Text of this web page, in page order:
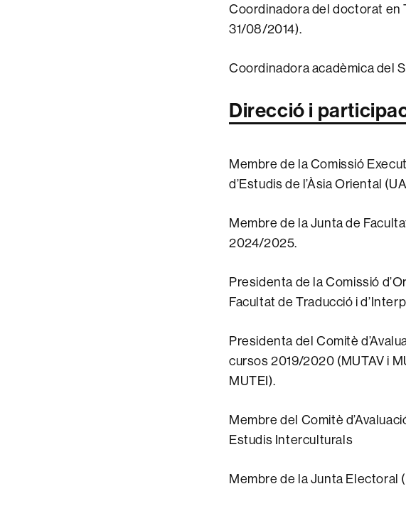
Coordinadora del doctorat en
31/08/2014).
Coordinadora acadèmica del
Direcció i
Membre de la Comissió
d’Estudis de l’Àsia Oriental
Membre de la Junta de
2024/2025.
Presidenta de la Comissió
Facultat de Traducció i
Presidenta del Comitè
cursos 2019/2020 (MUTAV i
MUTEI).
Membre del Comitè
Estudis Interculturals
Membre de la Junta Electoral